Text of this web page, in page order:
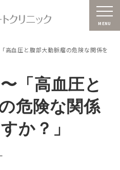
MENU
高血圧と腹部大動脈瘤の危険な関係を
「高血圧と
危険な関係
か？」